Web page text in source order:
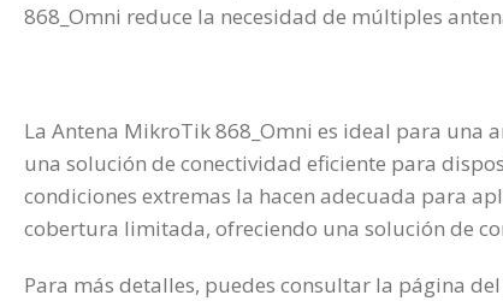
868_Omni reduce la necesidad de múltiples
La Antena MikroTik 868_Omni es ideal para una
una solución de conectividad eficiente para
condiciones extremas la hacen adecuada para
cobertura limitada, ofreciendo una solución de
Para más detalles, puedes consultar la página